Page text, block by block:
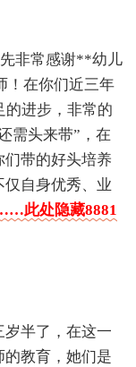
非常感谢**幼儿
在你们近三年
进步，非常的
需头来带”，在
带的好头培养
自身优秀、业
此处隐藏8881
半了，在这一
教育，她们是